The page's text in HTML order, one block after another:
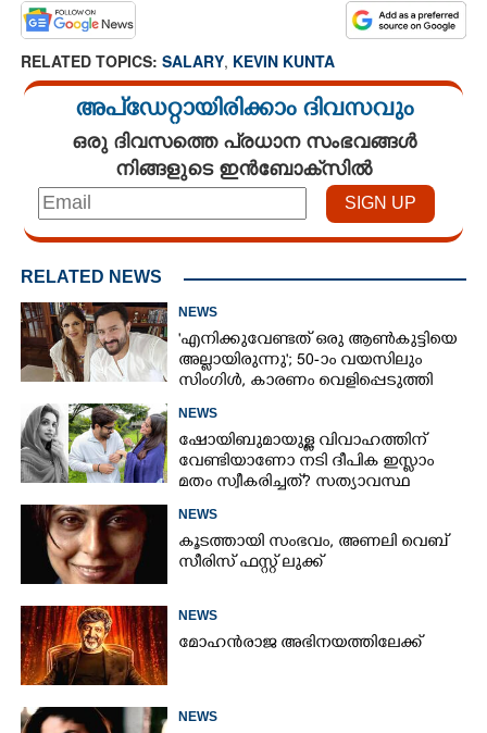
RELATED TOPICS: SALARY, KEVIN KUNTA
അപ്ഡേറ്റായിരിക്കാം ദിവസവും
ഒരു ദിവസത്തെ പ്രധാന സംഭവങ്ങൾ
നിങ്ങളുടെ ഇൻബോക്സിൽ
RELATED NEWS
NEWS
'എനിക്കുവേണ്ടത് ഒരു ആൺകുട്ടിയെ
അല്ലായിരുന്നു'; 50-ാം വയസിലും
സിംഗിൾ, കാരണം വെളിപ്പെടുത്തി
NEWS
ഷോയിബുമായുള്ള വിവാഹത്തിന്
വേണ്ടിയാണോ നടി ദീപിക ഇസ്ലാം
മതം സ്വീകരിച്ചത്? സത്യാവസ്ഥ
NEWS
കൂടത്തായി സംഭവം, അണലി വെബ്
സീരിസ് ഫസ്റ്റ് ലുക്ക്
NEWS
മോഹൻരാജ അഭിനയത്തിലേക്ക്
NEWS